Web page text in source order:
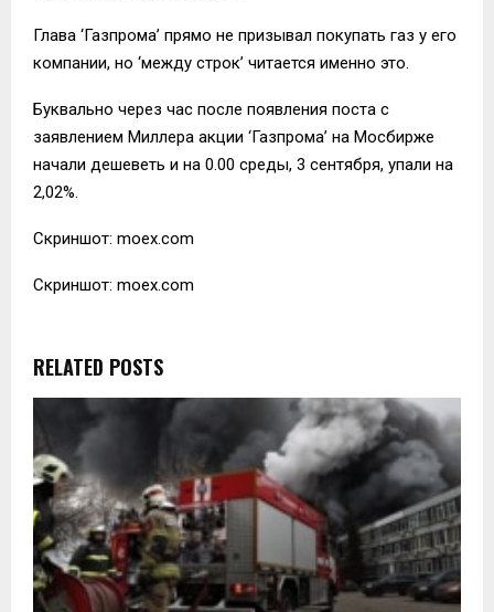
Глава ‘Газпрома’ прямо не призывал покупать газ у его
компании, но ‘между строк’ читается именно это.
Буквально через час после появления поста с
заявлением Миллера акции ‘Газпрома’ на Мосбирже
начали дешеветь и на 0.00 среды, 3 сентября, упали на
2,02%.
Скриншот: moex.com
Скриншот: moex.com
RELATED POSTS